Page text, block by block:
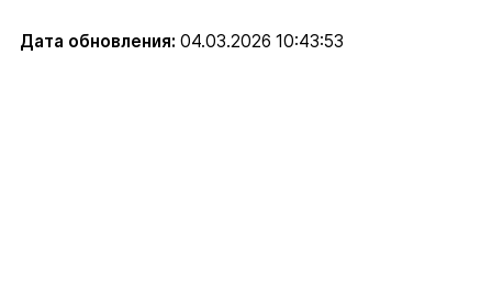
Дата обновления: 04.03.2026 10:43:53